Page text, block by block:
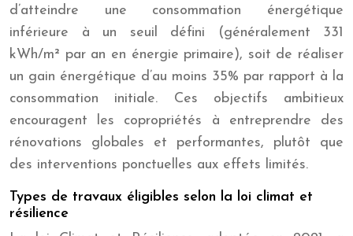
d’atteindre une consommation énergétique
inférieure à un seuil défini (généralement 331
kWh/m² par an en énergie primaire), soit de réaliser
un gain énergétique d’au moins 35% par rapport à la
consommation initiale. Ces objectifs ambitieux
encouragent les copropriétés à entreprendre des
rénovations globales et performantes, plutôt que
des interventions ponctuelles aux effets limités.
Types de travaux éligibles selon la loi climat et
résilience